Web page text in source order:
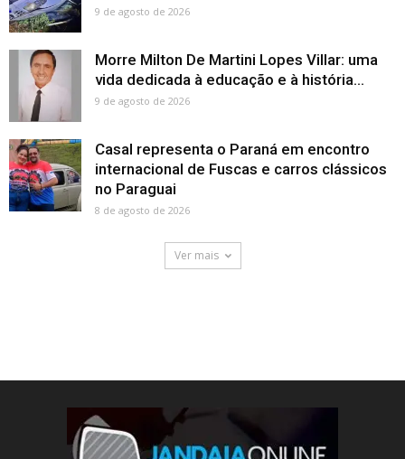
9 de agosto de 2026
Morre Milton De Martini Lopes Villar: uma
vida dedicada à educação e à história...
9 de agosto de 2026
Casal representa o Paraná em encontro
internacional de Fuscas e carros clássicos
no Paraguai
8 de agosto de 2026
Ver mais